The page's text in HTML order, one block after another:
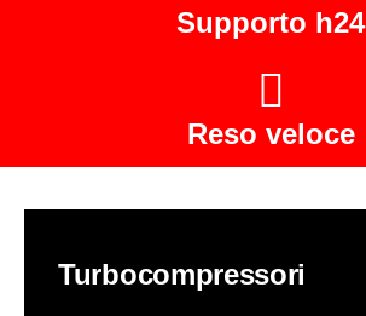
Supporto h24
Reso veloce
Turbocompressori